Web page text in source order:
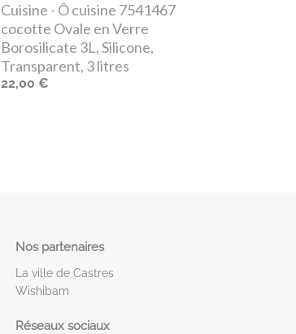
Cuisine - Ô cuisine 7541467
cocotte Ovale en Verre
Borosilicate 3L, Silicone,
Transparent, 3 litres
22,00 €
Nos partenaires
La ville de Castres
Wishibam
Réseaux sociaux